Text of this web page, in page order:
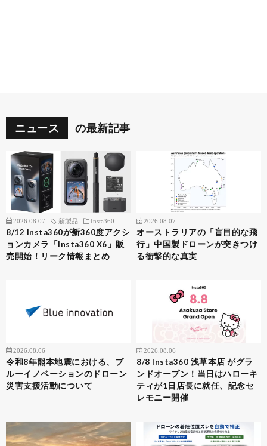
ニュース の最新記事
2026.08.07 新製品 Insta360
8/12 Insta360が新360度アクシ
ョンカメラ「Insta360 X6」販
売開始！リーク情報まとめ
2026.08.07
オーストラリアの「盲目的な飛
行」中国製ドローンが突きつけ
る衝撃的な真実
2026.08.06
令和8年熊本地震における、ブ
ルーイノベーションのドローン
災害支援活動について
2026.08.06
8/8 Insta360 浅草本店 がグラ
ンドオープン！当日はハローキ
ティが1日店長に就任、記念セ
レモニー開催